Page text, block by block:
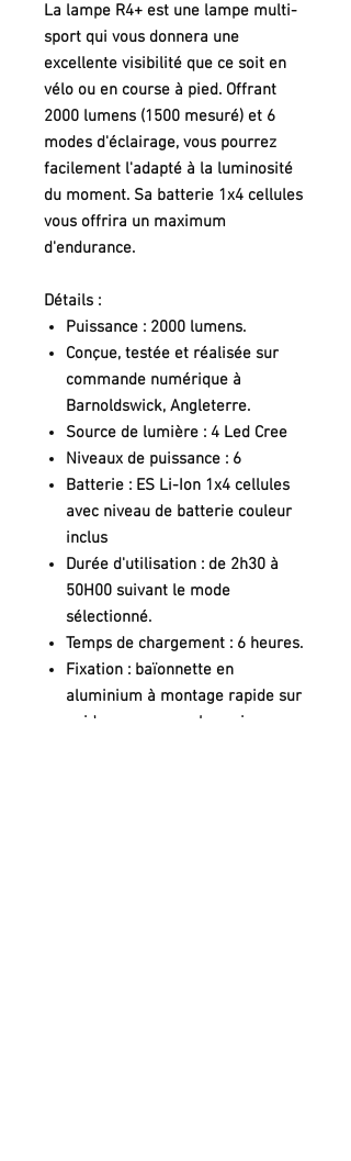
La lampe R4+ est une lampe multi-
sport qui vous donnera une
excellente visibilité que ce soit en
vélo ou en course à pied. Offrant
2000 lumens (1500 mesuré) et 6
modes d'éclairage, vous pourrez
facilement l'adapté à la luminosité
du moment. Sa batterie 1x4 cellules
vous offrira un maximum
d'endurance.
Détails :
Puissance : 2000 lumens.
Conçue, testée et réalisée sur
commande numérique à
Barnoldswick, Angleterre.
Source de lumière : 4 Led Cree
Niveaux de puissance : 6
Batterie : ES Li-Ion 1x4 cellules
avec niveau de batterie couleur
inclus
Durée d'utilisation : de 2h30 à
50H00 suivant le mode
sélectionné.
Temps de chargement : 6 heures.
Fixation : baïonnette en
aluminium à montage rapide sur
guidon, casque ou harnais